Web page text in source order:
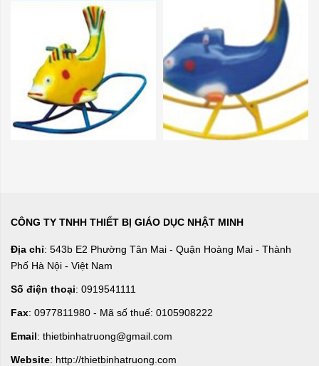
CÔNG TY TNHH THIẾT BỊ GIÁO DỤC NHẬT MINH
Địa chỉ: 543b E2 Phường Tân Mai - Quận Hoàng Mai - Thành
Phố Hà Nội - Việt Nam
Số điện thoại: 0919541111
Fax: 0977811980 - Mã số thuế: 0105908222
Email: thietbinhatruong@gmail.com
Website: http://thietbinhatruong.com